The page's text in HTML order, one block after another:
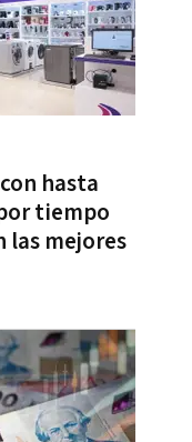
hasta
tiempo
las mejores